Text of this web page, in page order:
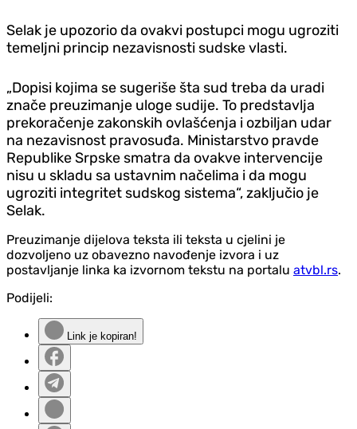
Selak je upozorio da ovakvi postupci mogu ugroziti
temeljni princip nezavisnosti sudske vlasti.
„Dopisi kojima se sugeriše šta sud treba da uradi
znače preuzimanje uloge sudije. To predstavlja
prekoračenje zakonskih ovlašćenja i ozbiljan udar
na nezavisnost pravosuđa. Ministarstvo pravde
Republike Srpske smatra da ovakve intervencije
nisu u skladu sa ustavnim načelima i da mogu
ugroziti integritet sudskog sistema“, zaključio je
Selak.
Preuzimanje dijelova teksta ili teksta u cjelini je
dozvoljeno uz obavezno navođenje izvora i uz
postavljanje linka ka izvornom tekstu na portalu atvbl.rs.
Podijeli:
Link je kopiran!